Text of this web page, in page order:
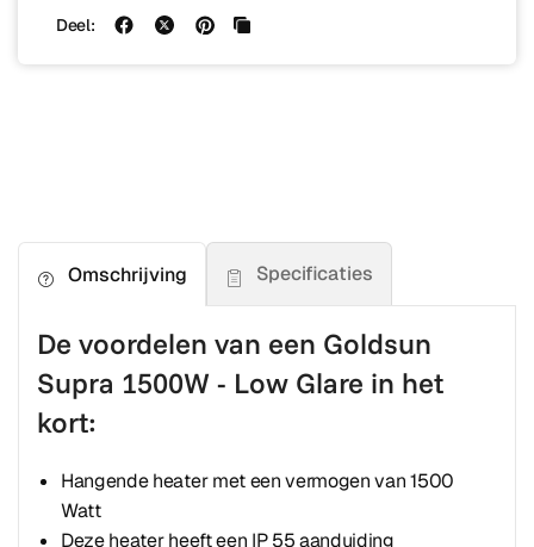
Deel:
Omschrijving Specificaties
De voordelen van een Goldsun
Supra 1500W - Low Glare in het
kort:
Hangende heater met een vermogen van 1500
Watt
Deze heater heeft een IP 55 aanduiding